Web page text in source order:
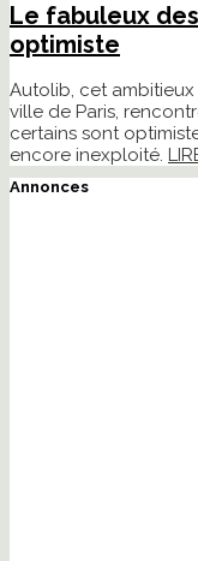
Le fabuleux
optimiste
Autolib, cet
ville de Paris,
certains sont
encore inexploité.
Annonces